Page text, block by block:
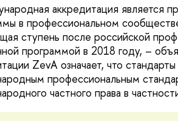
аккредитация является
в профессиональном
ступень после российской
программой в 2018 году, –
ZevA означает, что
профессиональным
частного права в